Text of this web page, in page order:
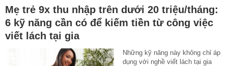
Mẹ trẻ 9x thu nhập trên dưới 20 triệu/tháng:
6 kỹ năng cần có để kiếm tiền từ công việc
viết lách tại gia
Những kỹ năng này không chỉ áp
dụng với nghề viết lách tại gia